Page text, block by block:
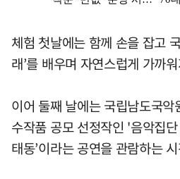
체험 첫날에는 함께 손을 잡고
래’를 배우며 자연스럽게 가까
이어 둘째 날에는 국립남도국
수작품 공모 선정작인 '음악집
태동’이라는 공연을 관람하는